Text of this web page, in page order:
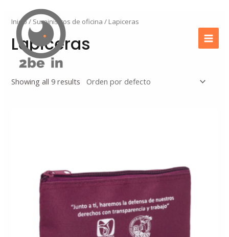
contenido
Inicio/ Suministros de oficina / Lapiceras
Lapiceras
Showing all 9 results